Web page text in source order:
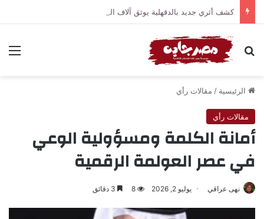
بحث عن
الرئيسية / مقالات رأي
مقالات رأي
أمانة الكلمة ومسؤولية الوعي
في عصر العولمة الرقمية
نهى عراقي يوليو 2, 2026 8